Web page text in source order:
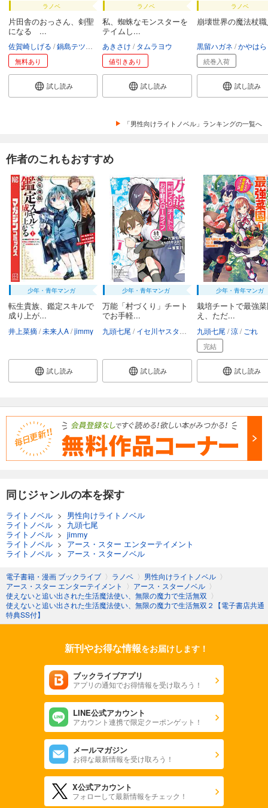
ラノベ
片田舎のおっさん、剣聖
になる ...
佐賀崎しげる 鍋島テツヒロ
無料あり
試し読み
ラノベ
私、蜘蛛なモンスターを
テイムし...
あきさけ タムラヨウ
値引きあり
試し読み
ラノベ
崩壊世界の魔法杖
黒留ハガネ かやはら
続巻入荷
試し読み
「男性向けライトノベル」ランキングの一覧へ
作者のこれもおすすめ
少年・青年マンガ
転生貴族、鑑定スキルで
成り上が...
井上菜摘 未来人A jimmy
試し読み
少年・青年マンガ
万能「村づくり」チート
でお手軽...
九頭七尾 イセ川ヤスタカ 蚕堂j1
試し読み
少年・青年マンガ
栽培チートで最強
え、ただ...
九頭七尾 涼 ごれ
完結
試し読み
同じジャンルの本を探す
ライトノベル > 男性向けライトノベル
ライトノベル > 九頭七尾
ライトノベル > jimmy
ライトノベル > アース・スター エンターテイメント
ライトノベル > アース・スターノベル
電子書籍・漫画 ブックライブ 〉 ラノベ 〉 男性向けライトノベル 〉
アース・スター エンターテイメント
〉 アース・スターノベル 〉
使えないと追い出された生活魔法使い、無限の魔力で生活無双 〉
使えないと追い出された生活魔法使い、無限の魔力で生活無双２【電子書店共通
特典SS付】
新刊やお得な情報をお届けします！
ブックライブアプリ
アプリの通知でお得情報を受け取ろう！
LINE公式アカウント
アカウント連携で限定クーポンゲット！
メールマガジン
お得な最新情報を受け取ろう！
X公式アカウント
フォローして最新情報をチェック！